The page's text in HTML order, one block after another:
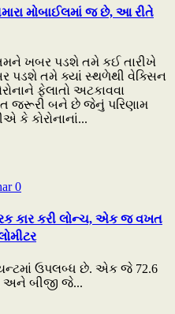
મોબાઈલમાં જ છે, આ રીતે
ખબર પડશે તમે કઈ તારીખે
પડશે તમે ક્યાં સ્થળેથી વેક્સિન
ફેલાતો અટકાવવા
જરૂરી બને છે જેનું પરિણામ
કે કોરોનાનાં...
0
કાર કરી લોન્ચ, એક જ વખત
ઉપલબ્ધ છે. એક જે 72.6
અને બીજી જે...